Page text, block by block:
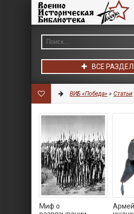
ВСЕ
ВИБ «Победа» » Статьи
Миф о